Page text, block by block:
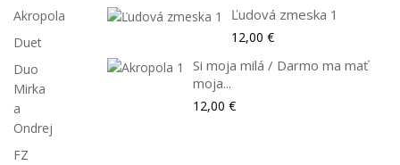
Akropola
Duet
Duo
Mirka
a
Ondrej
FZ
Ľudová zmeska 1
12,00 €
Si moja milá / Darmo ma mať
moja...
12,00 €